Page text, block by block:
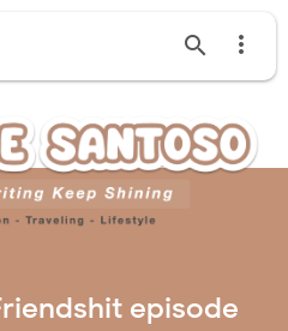
 
episode